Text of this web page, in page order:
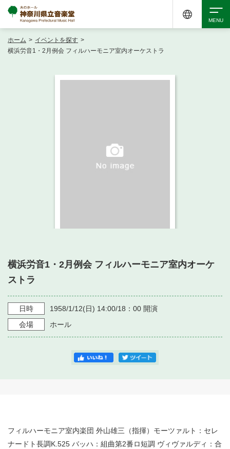
・ フロアマップ
・ よくある質問
・ 空き状況
・ 利用料金
・ 音楽堂のご案内
・ フロアマップ
・ 芸術参与
神奈川県立音楽堂
SNS
ホーム > イベントを探す >
横浜労音1・2月例会 フィルハーモニア室内オーケストラ
横浜労音1・2月例会 フィルハーモニア室内オーケ
ストラ
日時 1958/1/12(日) 14:00/18：00 開演
会場
ホール
フィルハーモニア室内楽団 外山雄三（指揮）モーツァルト：セレ
ナードト長調K.525 バッハ：組曲第2番ロ短調 ヴィヴァルディ：合